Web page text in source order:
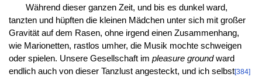
Während dieser ganzen Zeit, und bis es dunkel ward,
tanzten und hüpften die kleinen Mädchen unter sich mit großer
Gravität auf dem Rasen, ohne irgend einen Zusammenhang,
wie Marionetten, rastlos umher, die Musik mochte schweigen
oder spielen. Unsere Gesellschaft im pleasure groundward
endlich auch von dieser Tanzlust angesteckt, und ich selbst[384]